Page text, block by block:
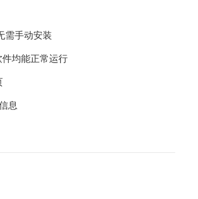
需手动安装
均能正常运行
息